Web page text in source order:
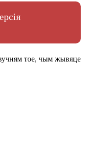
вучням тое, чым жывяце